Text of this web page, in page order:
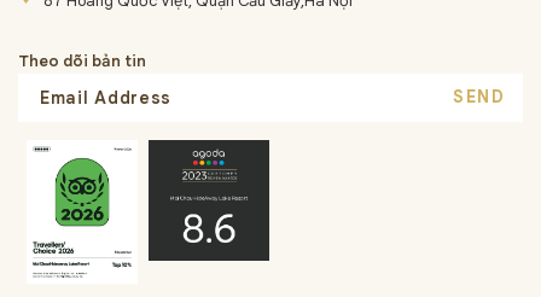
Theo dõi bản tin
SEND